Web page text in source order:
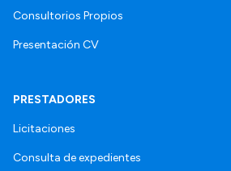
Consultorios Propios
Presentación CV
PRESTADORES
Licitaciones
Consulta de expedientes